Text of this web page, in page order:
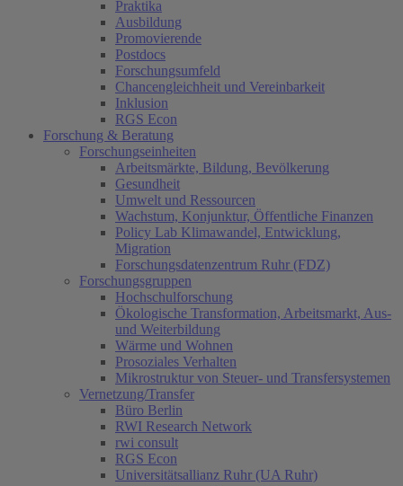
Praktika
Ausbildung
Promovierende
Postdocs
Forschungsumfeld
Chancengleichheit und Vereinbarkeit
Inklusion
RGS Econ
Forschung & Beratung
Forschungseinheiten
Arbeitsmärkte, Bildung, Bevölkerung
Gesundheit
Umwelt und Ressourcen
Wachstum, Konjunktur, Öffentliche Finanzen
Policy Lab Klimawandel, Entwicklung,
Migration
Forschungsdatenzentrum Ruhr (FDZ)
Forschungsgruppen
Hochschulforschung
Ökologische Transformation, Arbeitsmarkt, Aus-
und Weiterbildung
Wärme und Wohnen
Prosoziales Verhalten
Mikrostruktur von Steuer- und Transfersystemen
Vernetzung/Transfer
Büro Berlin
RWI Research Network
rwi consult
RGS Econ
Universitätsallianz Ruhr (UA Ruhr)